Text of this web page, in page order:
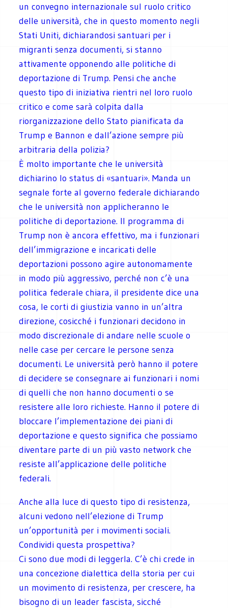
un convegno internazionale sul ruolo critico
delle università, che in questo momento negli
Stati Uniti, dichiarandosi santuari per i
migranti senza documenti, si stanno
attivamente opponendo alle politiche di
deportazione di Trump. Pensi che anche
questo tipo di iniziativa rientri nel loro ruolo
critico e come sarà colpita dalla
riorganizzazione dello Stato pianificata da
Trump e Bannon e dall’azione sempre più
arbitraria della polizia?
È molto importante che le università
dichiarino lo status di «santuari». Manda un
segnale forte al governo federale dichiarando
che le università non applicheranno le
politiche di deportazione. Il programma di
Trump non è ancora effettivo, ma i funzionari
dell’immigrazione e incaricati delle
deportazioni possono agire autonomamente
in modo più aggressivo, perché non c’è una
politica federale chiara, il presidente dice una
cosa, le corti di giustizia vanno in un’altra
direzione, cosicché i funzionari decidono in
modo discrezionale di andare nelle scuole o
nelle case per cercare le persone senza
documenti. Le università però hanno il potere
di decidere se consegnare ai funzionari i nomi
di quelli che non hanno documenti o se
resistere alle loro richieste. Hanno il potere di
bloccare l’implementazione dei piani di
deportazione e questo significa che possiamo
diventare parte di un più vasto network che
resiste all’applicazione delle politiche
federali.
Anche alla luce di questo tipo di resistenza,
alcuni vedono nell’elezione di Trump
un’opportunità per i movimenti sociali.
Condividi questa prospettiva?
Ci sono due modi di leggerla. C’è chi crede in
una concezione dialettica della storia per cui
un movimento di resistenza, per crescere, ha
bisogno di un leader fascista, sicché